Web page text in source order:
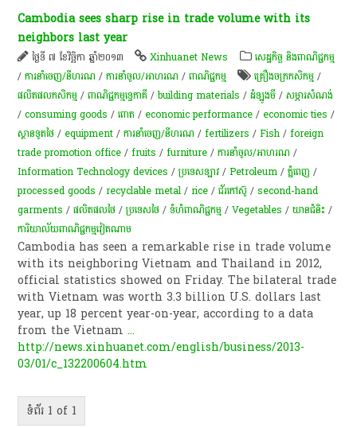
Cambodia sees sharp rise in trade volume with its
neighbors last year
ថ្ងៃទី ៧ ខែវិច្ឆិកា ឆ្នាំ២០១៣ Xinhuanet News
សេដ្ឋកិច្ច និងពាណិជ្ជកម្ម
/ការនាំចេញ/នីហរណ /ការនាំចូល/អាហរណ /ពាណិជ្ជកម្ម គ្រឿងចក្រ​កសិកម្ម​ /
ផលិតផលកសិកម្ម /ពាណិជ្ជកម្ម​ទ្វេ​ភាគី​ /building materials /ដំឡូងមី /សម្ភារ​​សំណង់​
/consuming goods /ពោត / economic performance / economic ties /
ស្ថានទូតថៃ / equipment /ការនាំចេញ/នីហរណ /fertilizers /Fish /foreign
trade promotion office /fruits /furniture /ការនាំចូល/អាហរណ /
Information Technology devices /ប្រទេសឡាវ /Petroleum /ភ្នំពេញ /
processed goods /recyclable metal /rice /ជ័រកៅស៊ូ /second-hand
garments /​ផលិតផល​ថៃ /ប្រទេសថៃ /​ទំហំ​ពាណិជ្ជកម្ម /Vegetables /យានជំនិះ /
ការិយាល័យពាណិជ្ជកម្មវៀតណាម
Cambodia has seen a remarkable rise in trade volume
with its neighboring Vietnam and Thailand in 2012,
official statistics showed on Friday. The bilateral trade
with Vietnam was worth 3.3 billion U.S. dollars last
year, up 18 percent year-on-year, according to a data
from the Vietnam...
http://news.xinhuanet.com/english/business/2013-
03/01/c_132200604.htm
ទំព័រ 1 of 1